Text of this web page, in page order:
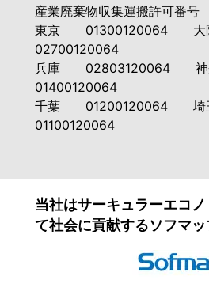
産業廃棄物収集運搬許可番号
東京 01300120064
02700120064
兵庫 02803120064 神
01400120064
千葉 01200120064
01100120064
当社はサーキュラーエコ
て社会に貢献するソフマ